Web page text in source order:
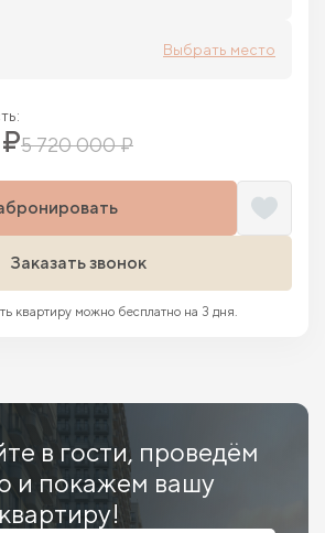
Выбрать место
5 720 000 ₽
Заказать звонок
квартиру можно бесплатно на 3 дня.
в гости, проведём
и покажем вашу